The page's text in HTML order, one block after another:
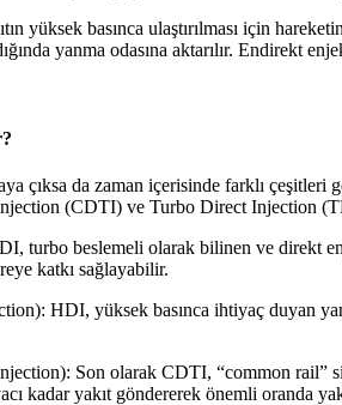
yüksek basınca ulaştırılması için
yanma odasına aktarılır. Endirekt
çıksa da zaman içerisinde farklı
(CDTI) ve Turbo Direct Injection
turbo beslemeli olarak bilinen ve direkt
katkı sağlayabilir.
HDI, yüksek basınca ihtiyaç duyan
Son olarak CDTI, “common rail”
kadar yakıt göndererek önemli oranda